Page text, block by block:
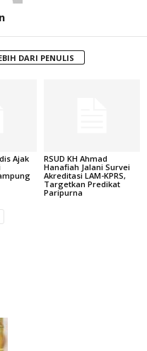
DARI PENULIS
Ajak
RSUD KH Ahmad
Hanafiah Jalani Survei
Akreditasi LAM-KPRS,
Targetkan Predikat
Paripurna